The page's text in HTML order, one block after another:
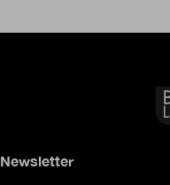
Newsletter